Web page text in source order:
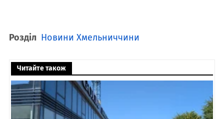
Розділ Новини Хмельниччини
Читайте також